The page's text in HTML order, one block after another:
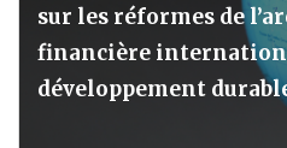
sur les réformes de
financière
développement